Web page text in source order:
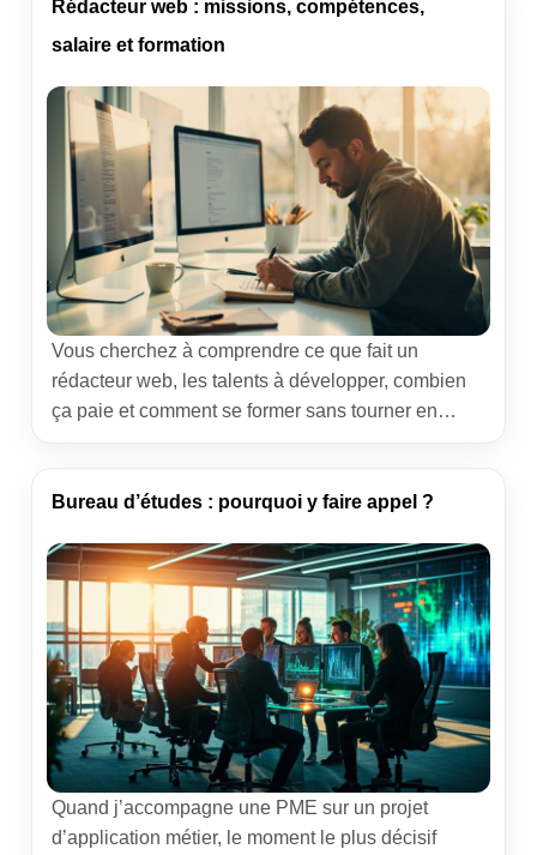
meilleur ou gagner du temps au quotidien. Je
travaille chaque jour sur des applications […]
Rédacteur web : missions, compétences,
salaire et formation
Vous cherchez à comprendre ce que fait un
rédacteur web, les talents à développer, combien
ça paie et comment se former sans tourner en
Je vous propose un tour précis, vivant et
[…]
Bureau d’études : pourquoi y faire appel ?
Quand j’accompagne une PME sur un projet
d’application métier, le moment le plus décisif